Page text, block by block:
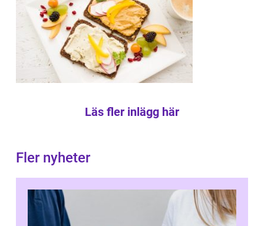
Läs fler inlägg här
Fler nyheter